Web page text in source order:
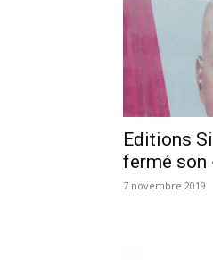
Editions
fermé son
7 novembre 2019